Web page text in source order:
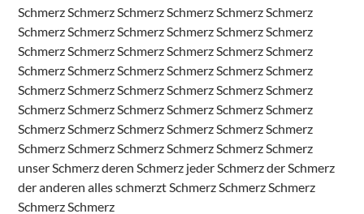
Schmerz Schmerz Schmerz Schmerz Schmerz Schmerz
Schmerz Schmerz Schmerz Schmerz Schmerz Schmerz
Schmerz Schmerz Schmerz Schmerz Schmerz Schmerz
Schmerz Schmerz Schmerz Schmerz Schmerz Schmerz
Schmerz Schmerz Schmerz Schmerz Schmerz Schmerz
Schmerz Schmerz Schmerz Schmerz Schmerz Schmerz
Schmerz Schmerz Schmerz Schmerz Schmerz Schmerz
Schmerz Schmerz Schmerz Schmerz Schmerz Schmerz
unser Schmerz deren Schmerz jeder Schmerz der Schmerz
der anderen alles schmerzt Schmerz Schmerz Schmerz
Schmerz Schmerz